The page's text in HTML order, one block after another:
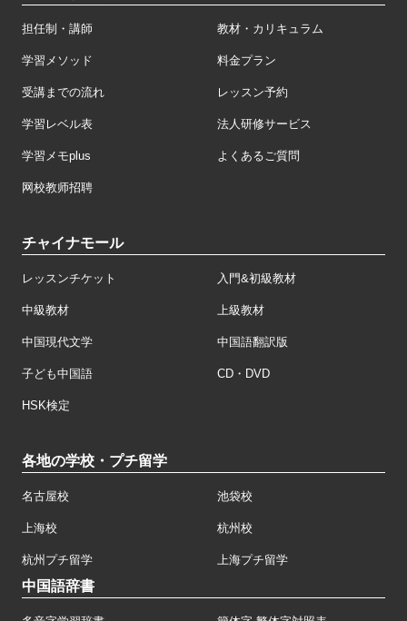
担任制・講師 教材・カリキュラム
学習メソッド 料金プラン
受講までの流れ レッスン予約
学習レベル表 法人研修サービス
学習メモplus よくあるご質問
网校教师招聘
チャイナモール
レッスンチケット 入門&初級教材
中級教材 上級教材
中国現代文学 中国語翻訳版
子ども中国語 CD・DVD
HSK検定
各地の学校・プチ留学
名古屋校 池袋校
上海校 杭州校
杭州プチ留学 上海プチ留学
中国語辞書